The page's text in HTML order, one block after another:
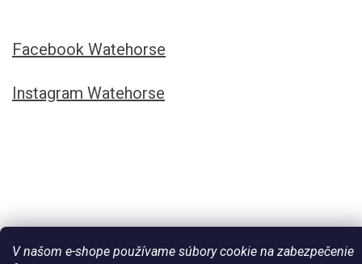
V našom e-shope používame súbory cookie na zabezpečenie
Facebook Watehorse
Instagram Watehorse